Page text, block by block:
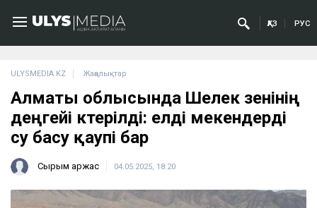
ҚАЗ РУС
ULYSMEDIA.KZ Жаңалықтар
Алматы облысында Шелек өзенінің
деңгейі көтерілді: елді мекендерді
су басу қаупі бар
Сырым Қаржас 04.05.2025, 18:20